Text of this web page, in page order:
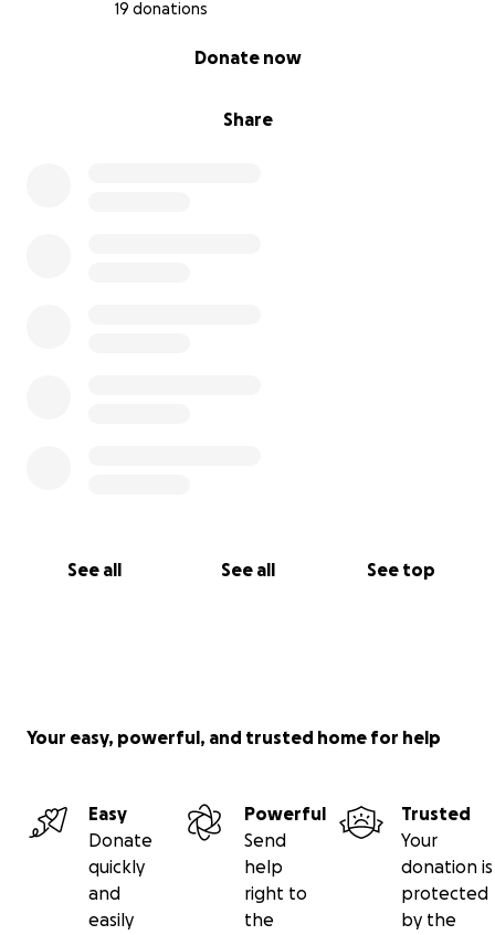
19 donations
Share
Donate now
See all See all See top
Your easy, powerful, and trusted home for help
Easy
Donate
quickly
and
easily
Powerful
Send
help
right to
the
Trusted
Your
donation is
protected
by the